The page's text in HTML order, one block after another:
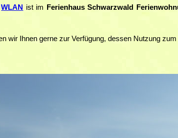
WLAN ist im Ferienhaus Schwarzwald
wir Ihnen gerne zur Verfügung, dessen Nutzung